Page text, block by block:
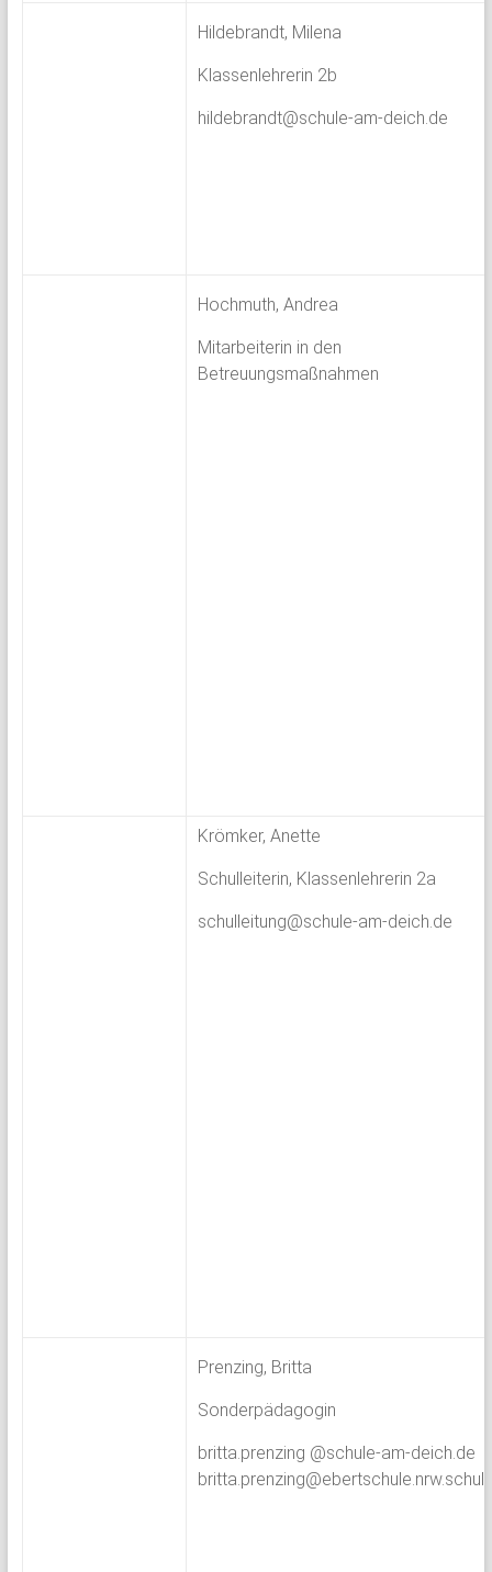
Hildebrandt, Milena
Klassenlehrerin 2b
hildebrandt@schule-am-deich.de
Hochmuth, Andrea
Mitarbeiterin in den
Betreuungsmaßnahmen
Krömker, Anette
Schulleiterin, Klassenlehrerin 2a
schulleitung@schule-am-deich.de
Prenzing, Britta
Sonderpädagogin
britta.prenzing @schule-am-deich.de